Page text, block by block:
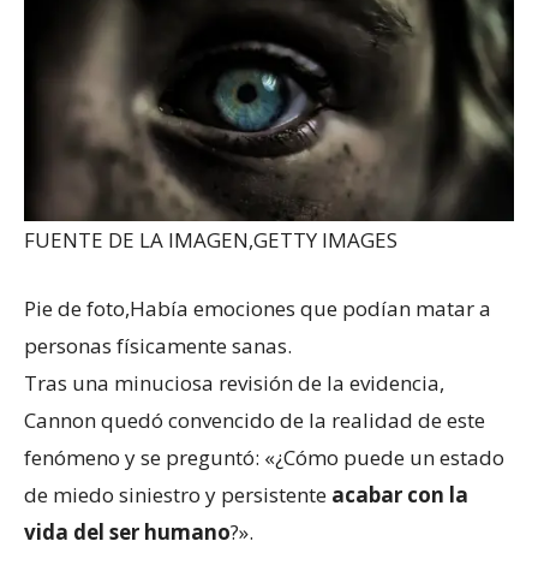
FUENTE DE LA IMAGEN,GETTY IMAGES
Pie de foto,Había emociones que podían matar a
personas físicamente sanas.
Tras una minuciosa revisión de la evidencia,
Cannon quedó convencido de la realidad de este
fenómeno y se preguntó: «¿Cómo puede un estado
de miedo siniestro y persistente acabar con la
vida del ser humano?».